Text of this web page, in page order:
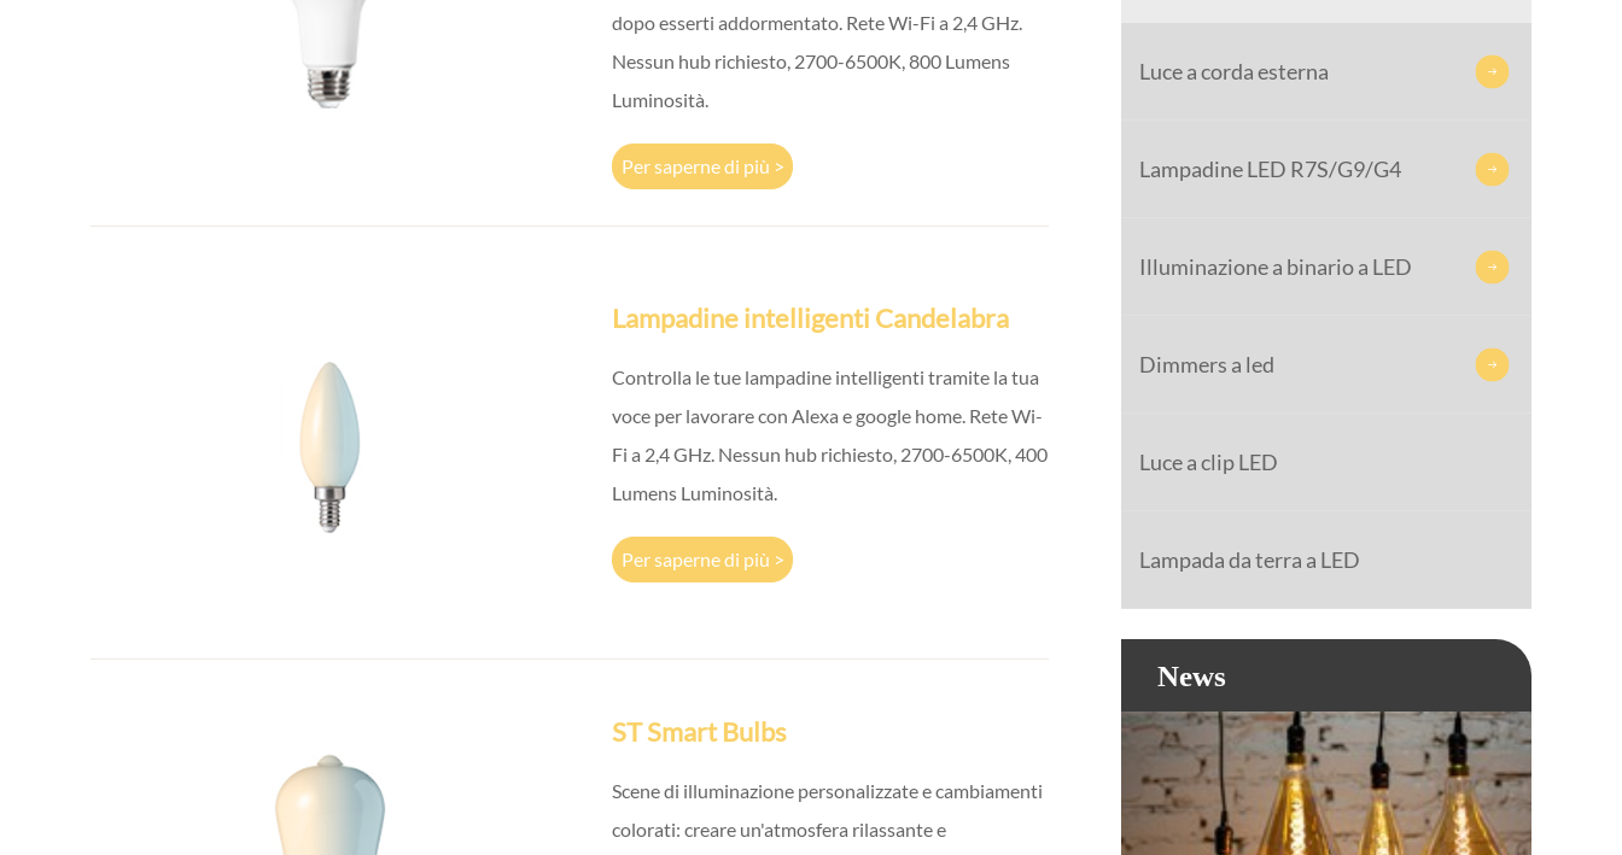
dopo esserti addormentato. Rete Wi-Fi a 2,4 GHz.
Nessun hub richiesto, 2700-6500K, 800 Lumens
Luminosità.
Per saperne di più >
Lampadine intelligenti Candelabra
Controlla le tue lampadine intelligenti tramite la tua
voce per lavorare con Alexa e google home. Rete Wi-
Fi a 2,4 GHz. Nessun hub richiesto, 2700-6500K, 400
Lumens Luminosità.
Per saperne di più >
ST Smart Bulbs
Scene di illuminazione personalizzate e cambiamenti
colorati: creare un'atmosfera rilassante e
Luce a corda esterna 
Lampadine LED R7S/G9/G4 
Illuminazione a binario a LED 
Dimmers a led 
Luce a clip LED
Lampada da terra a LED
News